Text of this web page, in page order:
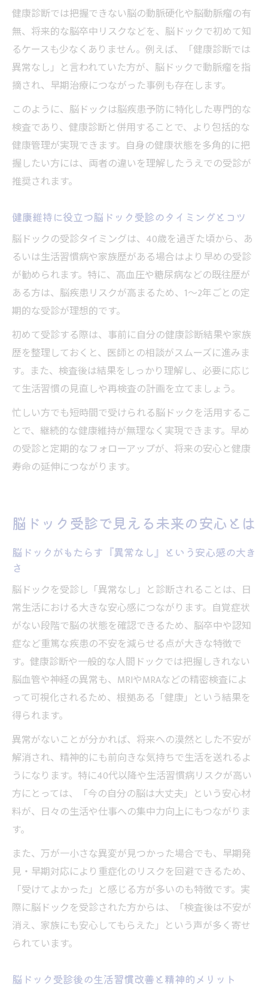
脳ドックで見つかるリスクを健康維持に活
かす方法
健康診断では把握できない脳の動脈硬化や脳動脈瘤の有
無、将来的な脳卒中リスクなどを、脳ドックで初めて知
るケースも少なくありません。例えば、「健康診断では
異常なし」と言われていた方が、脳ドックで動脈瘤を指
摘され、早期治療につながった事例も存在します。
このように、脳ドックは脳疾患予防に特化した専門的な
検査であり、健康診断と併用することで、より包括的な
健康管理が実現できます。自身の健康状態を多角的に把
握したい方には、両者の違いを理解したうえでの受診が
推奨されます。
健康維持に役立つ脳ドック受診のタイミングとコツ
脳ドックの受診タイミングは、40歳を過ぎた頃から、あ
るいは生活習慣病や家族歴がある場合はより早めの受診
が勧められます。特に、高血圧や糖尿病などの既往歴が
ある方は、脳疾患リスクが高まるため、1〜2年ごとの定
期的な受診が理想的です。
初めて受診する際は、事前に自分の健康診断結果や家族
歴を整理しておくと、医師との相談がスムーズに進みま
す。また、検査後は結果をしっかり理解し、必要に応じ
て生活習慣の見直しや再検査の計画を立てましょう。
忙しい方でも短時間で受けられる脳ドックを活用するこ
とで、継続的な健康維持が無理なく実現できます。早め
の受診と定期的なフォローアップが、将来の安心と健康
寿命の延伸につながります。
脳ドック受診で見える未来の安心とは
脳ドックがもたらす『異常なし』という安心感の大き
さ
脳ドックを受診し「異常なし」と診断されることは、日
常生活における大きな安心感につながります。自覚症状
がない段階で脳の状態を確認できるため、脳卒中や認知
症など重篤な疾患の不安を減らせる点が大きな特徴で
す。健康診断や一般的な人間ドックでは把握しきれない
脳血管や神経の異常も、MRIやMRAなどの精密検査によ
って可視化されるため、根拠ある「健康」という結果を
得られます。
異常がないことが分かれば、将来への漠然とした不安が
解消され、精神的にも前向きな気持ちで生活を送れるよ
うになります。特に40代以降や生活習慣病リスクが高い
方にとっては、「今の自分の脳は大丈夫」という安心材
料が、日々の生活や仕事への集中力向上にもつながりま
す。
また、万が一小さな異変が見つかった場合でも、早期発
見・早期対応により重症化のリスクを回避できるため、
「受けてよかった」と感じる方が多いのも特徴です。実
際に脳ドックを受診された方からは、「検査後は不安が
消え、家族にも安心してもらえた」という声が多く寄せ
られています。
脳ドック受診後の生活習慣改善と精神的メリット